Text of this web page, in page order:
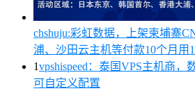
chshuju:彩虹数据，上架柬埔寨
浦、沙田云主机等付款10个月用
1vpshispeed：泰国VPS主机商，
可自定义配置